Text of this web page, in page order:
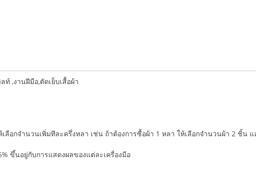
,งานฝีมือ,ตัดเย็บเสื้อผ้า
ลือกจำนวนเพิ่มทีละครึ่งหลา เช่น ถ้าต้องการซื้อผ้า 1 หลา ให้เลือกจำนวนผ้า 2 ชิ้น
ขึ้นอยู่กับการแสดงผลของแต่ละเครื่องมือ